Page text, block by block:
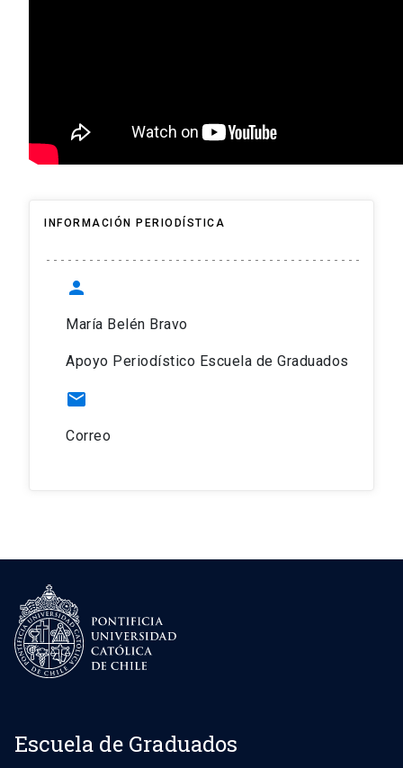
INFORMACIÓN PERIODÍSTICA
person
María Belén Bravo
Apoyo Periodístico Escuela de Graduados
mail
Correo
Escuela de Graduados